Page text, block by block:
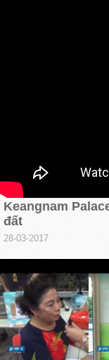
Keangnam
đất
28-03-2017